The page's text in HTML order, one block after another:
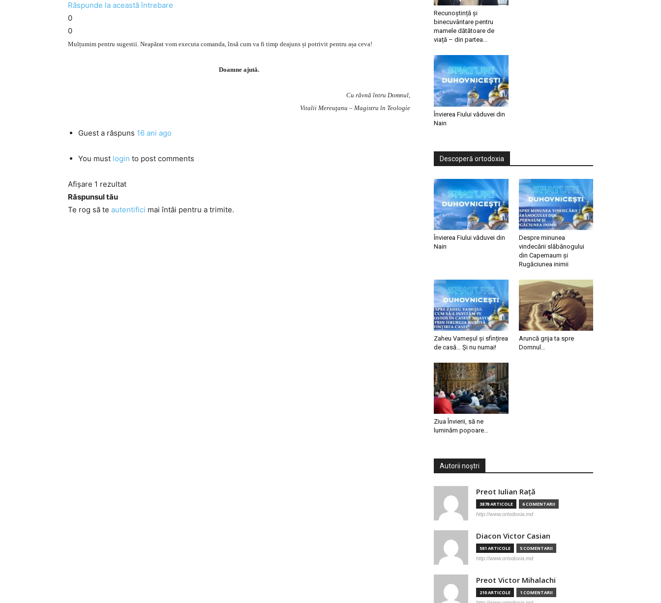
Răspunde la această întrebare
0
0
Mulțumim pentru sugestii. Neapărat vom executa comanda, însă cum va fi timp deajuns și potrivit pentru așa ceva!
Doamne ajută.
Cu râvnă întru Domnul,
Vitalii Mereuţanu – Magistru în Teologie
Guest a răspuns 16 ani ago
You must login to post comments
Afișare 1 rezultat
Răspunsul tău
Te rog să te autentifici mai întâi pentru a trimite.
Recunoștință și
binecuvântare pentru
mamele dătătoare de
viață – din partea...
Învierea Fiului văduvei din
Nain
Descoperă ortodoxia
Învierea Fiului văduvei din
Nain
Despre minunea
vindecării slăbănogului
din Capernaum și
Rugăciunea inimii
Zaheu Vameșul și sfințirea
de casă… Și nu numai!
Aruncă grija ta spre
Domnul…
Ziua Învierii, să ne
luminăm popoare…
Autorii noștri
Preot Iulian Raţă
3878 ARTICOLE 6 COMENTARII
http://www.ortodoxia.md
Diacon Victor Casian
581 ARTICOLE 5 COMENTARII
http://www.ortodoxia.md
Preot Victor Mihalachi
210 ARTICOLE 1 COMENTARII